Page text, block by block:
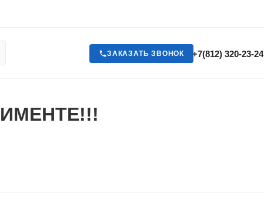
+7(812) 320-23-24
ЗАКАЗАТЬ ЗВОНОК